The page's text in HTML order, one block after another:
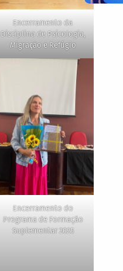
Encerramento da
Disciplina de Psicologia,
Migração e Refúgio
Encerramento do
Programa de Formação
Suplementar 2025